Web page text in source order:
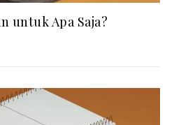
untuk Apa Saja?